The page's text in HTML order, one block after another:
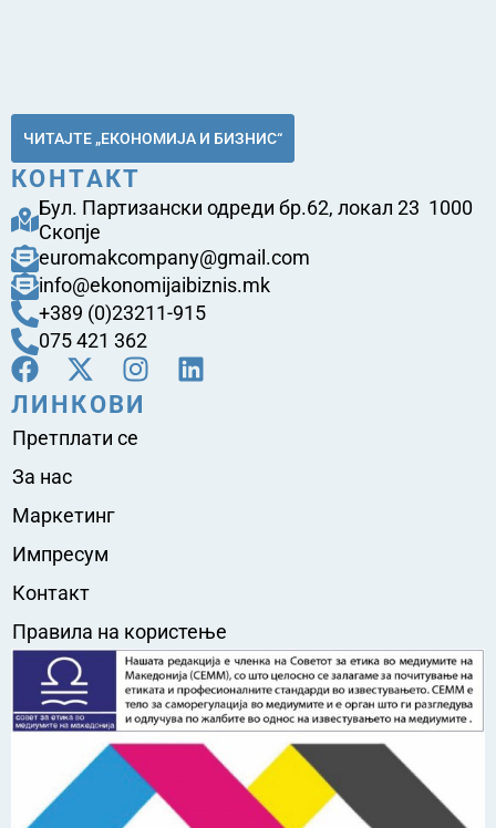
ЧИТАЈТЕ „ЕКОНОМИЈА И БИЗНИС“
КОНТАКТ
Бул. Партизански одреди бр.62, локал 23 1000
Скопје
euromakcompany@gmail.com
info@ekonomijaibiznis.mk
+389 (0)23211-915
075 421 362
ЛИНКОВИ
Претплати се
За нас
Маркетинг
Импресум
Контакт
Правила на користење